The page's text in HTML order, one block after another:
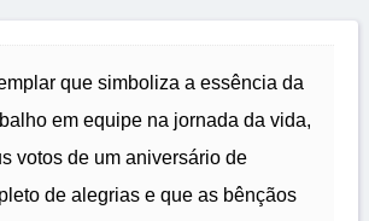
que simboliza a essência da
em equipe na jornada da vida,
votos de um aniversário de
de alegrias e que as bênçãos